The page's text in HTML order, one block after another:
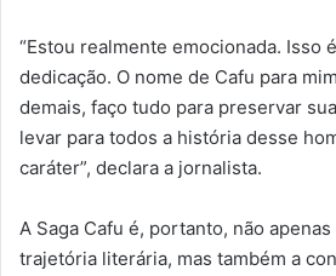
“Estou realmente emocionada. Isso
dedicação. O nome de Cafu para
demais, faço tudo para preservar
levar para todos a história desse
caráter”, declara a jornalista.
A Saga Cafu é, portanto, não
trajetória literária, mas também a